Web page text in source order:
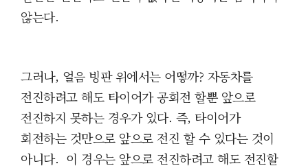
않는다.
그러나, 얼음 빙판 위에서는 어떻까? 자동차를
전진하려고 해도 타이어가 공회전 할뿐 앞으로
전진하지 못하는 경우가 있다. 즉, 타이어가
회전하는 것만으로 앞으로 전진 할 수 있다는 것이
아니다. 이 경우는 앞으로 전진하려고 해도 전진할